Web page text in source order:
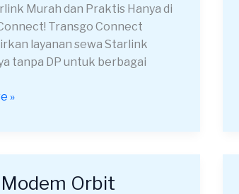
Murah dan Praktis Hanya di
Transgo Connect
layanan sewa Starlink
tanpa DP untuk berbagai
»
Orbit